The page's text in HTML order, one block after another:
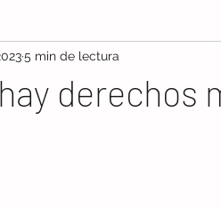
derechos
5 min de lectura